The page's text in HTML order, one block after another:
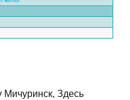
Мичуринск, Здесь